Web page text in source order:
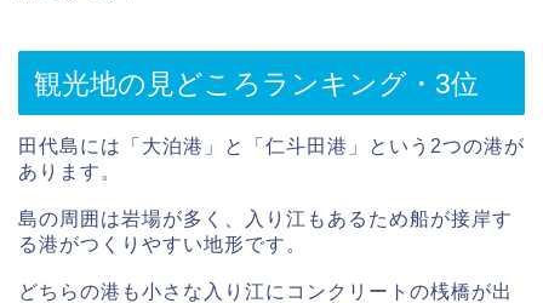
観光地の見どころランキング・3位
田代島には「大泊港」と「仁斗田港」という2つの港が
あります。
島の周囲は岩場が多く、入り江もあるため船が接岸す
る港がつくりやすい地形です。
どちらの港も小さな入り江にコンクリートの桟橋が出